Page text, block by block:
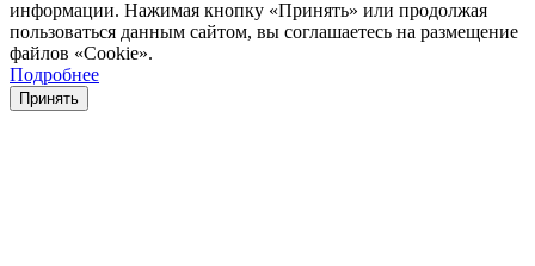
информации. Нажимая кнопку «Принять» или продолжая
пользоваться данным сайтом, вы соглашаетесь на размещение
файлов «Cookie».
Подробнее
Принять